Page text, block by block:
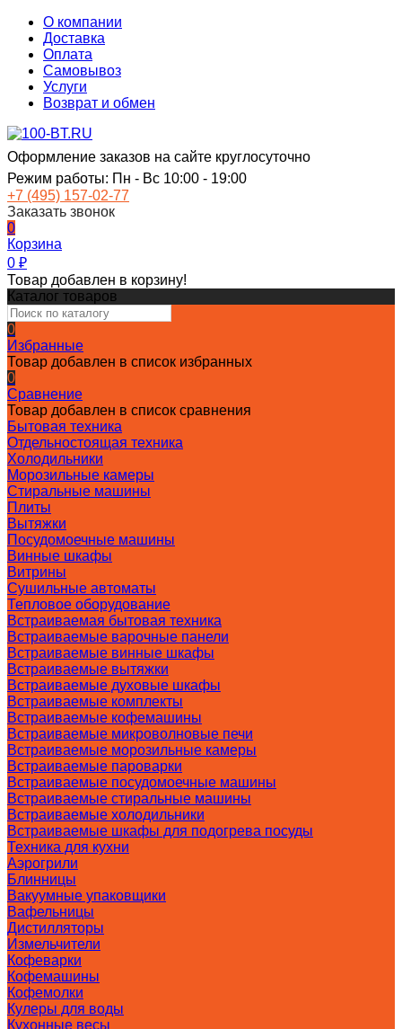
О компании
Доставка
Оплата
Самовывоз
Услуги
Возврат и обмен
Оформление заказов на сайте круглосуточно
Режим работы: Пн - Вс 10:00 - 19:00
+7 (495) 157-02-77
Заказать звонок
0
Корзина
0 ₽
Товар добавлен в корзину!
Каталог товаров
0
Избранные
Товар добавлен в список избранных
0
Сравнение
Товар добавлен в список сравнения
Бытовая техника
Отдельностоящая техника
Холодильники
Морозильные камеры
Стиральные машины
Плиты
Вытяжки
Посудомоечные машины
Винные шкафы
Витрины
Сушильные автоматы
Тепловое оборудование
Встраиваемая бытовая техника
Встраиваемые варочные панели
Встраиваемые винные шкафы
Встраиваемые вытяжки
Встраиваемые духовые шкафы
Встраиваемые комплекты
Встраиваемые кофемашины
Встраиваемые микроволновые печи
Встраиваемые морозильные камеры
Встраиваемые пароварки
Встраиваемые посудомоечные машины
Встраиваемые стиральные машины
Встраиваемые холодильники
Встраиваемые шкафы для подогрева посуды
Техника для кухни
Аэрогрили
Блинницы
Вакуумные упаковщики
Вафельницы
Дистилляторы
Измельчители
Кофеварки
Кофемашины
Кофемолки
Кулеры для воды
Кухонные весы